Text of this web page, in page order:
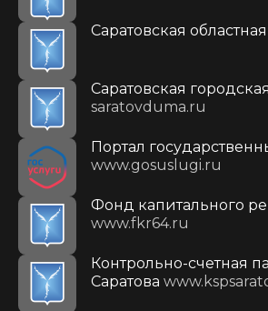
Саратовская
Саратовская
saratovduma.ru
Портал
www.gosuslugi.ru
Фонд капитального
www.fkr64.ru
Контрольно-счетная
Саратова